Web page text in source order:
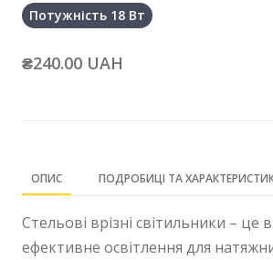
Потужність 18 Вт
₴240.00 UAH
ОПИС ПОДРОБИЦІ ТА
Стельові врізні світильники – це
ефективне освітлення для